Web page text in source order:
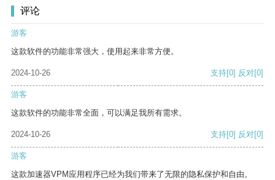
评论
游客
这款软件的功能非常强大，使用起来非常方便。
2024-10-26 支持[0] 反对[0]
游客
这款软件的功能非常全面，可以满足我所有需求。
2024-10-26 支持[0] 反对[0]
游客
这款加速器VPM应用程序已经为我们带来了无限的隐私保护和自由。